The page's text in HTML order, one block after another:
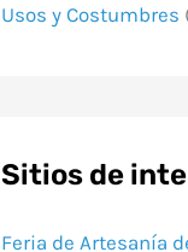
Usos y Costumbres
Sitios de
Feria de Artesanía